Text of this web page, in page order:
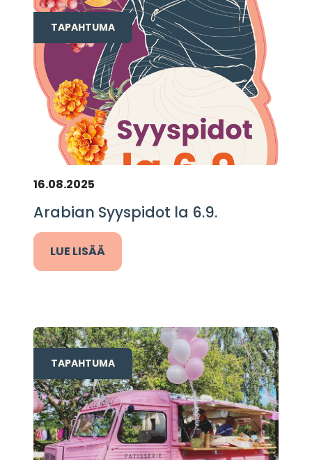
TAPAHTUMA
16.08.2025
Arabian Syyspidot la 6.9.
LUE LISÄÄ
TAPAHTUMA